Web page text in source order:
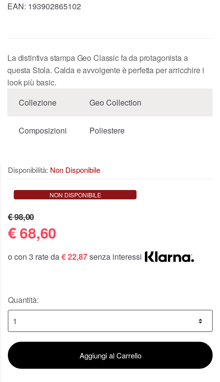
EAN: 193902865102
La distintiva stampa Geo Classic fa da protagonista a
questa Stola. Calda e avvolgente è perfetta per arricchire i
look più basic.
Collezione
Geo Collection
Composizioni Poliestere
Disponibilità: Non Disponibile
NON DISPONIBILE
€ 98,00
€68,60
o con 3 rate da€ 22,87senza interessi
Quantità:
Aggiungi al Carrello